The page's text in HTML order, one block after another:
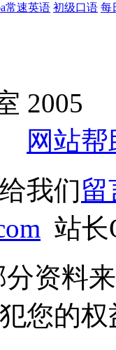
常速英语 初级口语 每
室
网站帮
我们留
站长
资料
您的